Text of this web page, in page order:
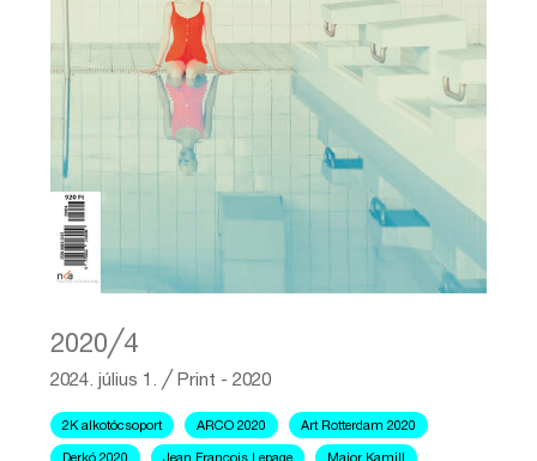
2020╱4
2024. július 1. ╱ Print - 2020
2K alkotócsoport ARCO 2020 Art Rotterdam 2020